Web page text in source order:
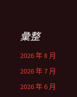
彙整
2026 年 8 月
2026 年 7 月
2026 年 6 月